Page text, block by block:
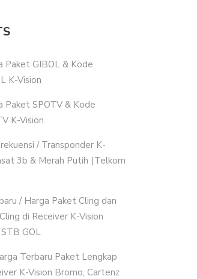
Paket GIBOL & Kode
K-Vision
Paket SPOTV & Kode
K-Vision
/ Transponder K-
3b & Merah Putih (Telkom
/ Harga Paket Cling dan
di Receiver K-Vision
GOL
Terbaru Paket Lengkap
K-Vision Bromo, Cartenz